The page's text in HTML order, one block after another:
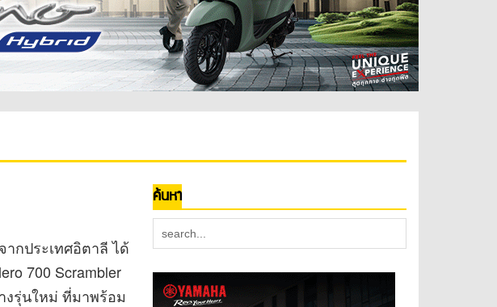
ากประเทศอิตาลี ได้
700 Scrambler
งรุ่นใหม่ ที่มาพร้อม
ค้นหา